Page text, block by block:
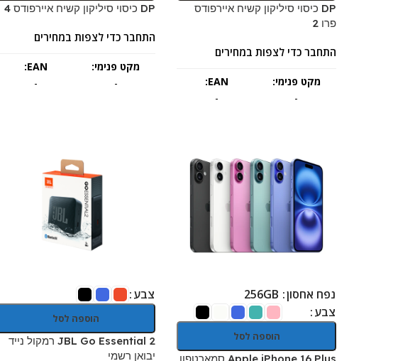
DP כיסוי סיליקון קשיח איירפודס
פרו 2
התחבר כדי לצפות במחירים
מקט פנימי:
-
EAN:
-
DP כיסוי סיליקון קשיח איירפודס 4
התחבר כדי לצפות במחירים
מקט פנימי:
-
EAN:
-
נפח אחסון 256GB
צבע
הוספה לסל
Apple iPhone 16 Plus סמארטפון
צבע
הוספה לסל
JBL Go Essential 2 רמקול נייד
יבואן רשמי